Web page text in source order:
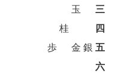
玉 三
桂 四
歩 金 銀 五
六